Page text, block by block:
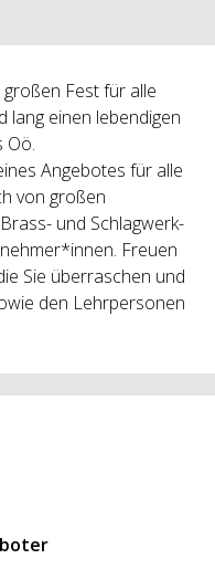
Fest für alle
lang einen lebendigen
Oö.
Angebotes für alle
von großen
und Schlagwerk-
Freuen
Sie überraschen und
den Lehrpersonen